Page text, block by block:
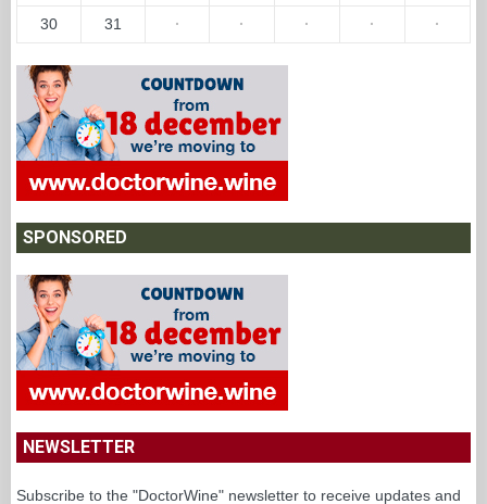
30 31 · · · · ·
SPONSORED
NEWSLETTER
Subscribe to the "DoctorWine" newsletter to receive updates and